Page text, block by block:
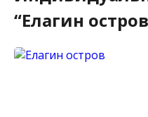
“Елагин